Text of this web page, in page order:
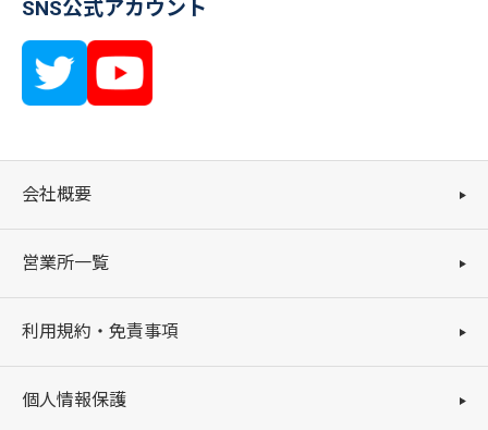
SNS公式アカウント
会社概要
営業所一覧
利用規約・免責事項
個人情報保護